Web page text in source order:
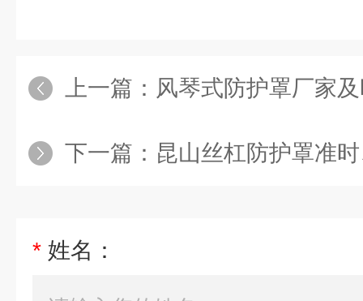
上一篇： 风琴式防护罩厂家
下一篇： 昆山丝杠防护罩准
* 姓名：